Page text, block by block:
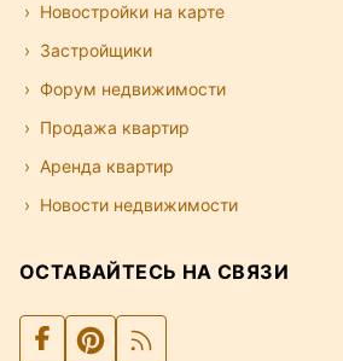
Новостройки на карте
Застройщики
Форум недвижимости
Продажа квартир
Аренда квартир
Новости недвижимости
ОСТАВАЙТЕСЬ НА СВЯЗИ